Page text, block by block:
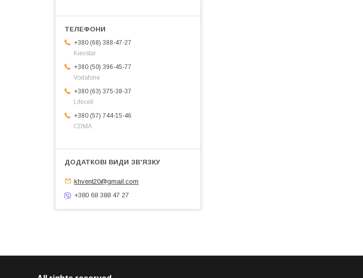
+380 (68) 388-47-27
Kievstar
+380 (50) 396-45-77
Vodafone
+380 (63) 375-38-37
Lifecell
+380 (57) 744-15-46
CDMA
khvent20@gmail.com
+380 68 388 47 27